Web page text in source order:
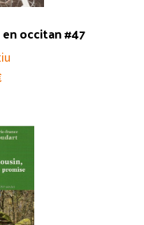
occitan #47